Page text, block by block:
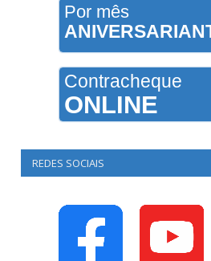
Por mês
Contracheque
ONLINE
REDES SOCIAIS